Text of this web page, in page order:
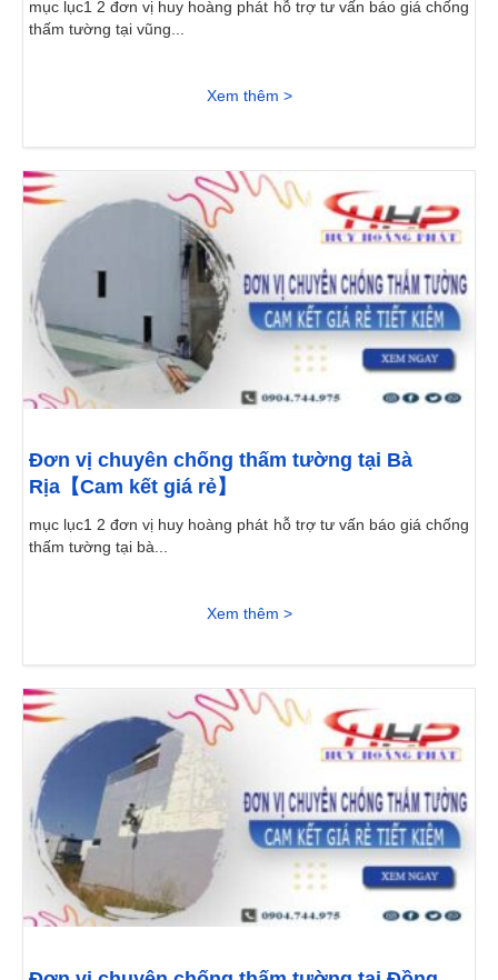
mục lục1 2 đơn vị huy hoàng phát hỗ trợ tư vấn báo giá chống
thấm tường tại vũng...
Xem thêm >
Đơn vị chuyên chống thấm tường tại Bà
Rịa【Cam kết giá rẻ】
mục lục1 2 đơn vị huy hoàng phát hỗ trợ tư vấn báo giá chống
thấm tường tại bà...
Xem thêm >